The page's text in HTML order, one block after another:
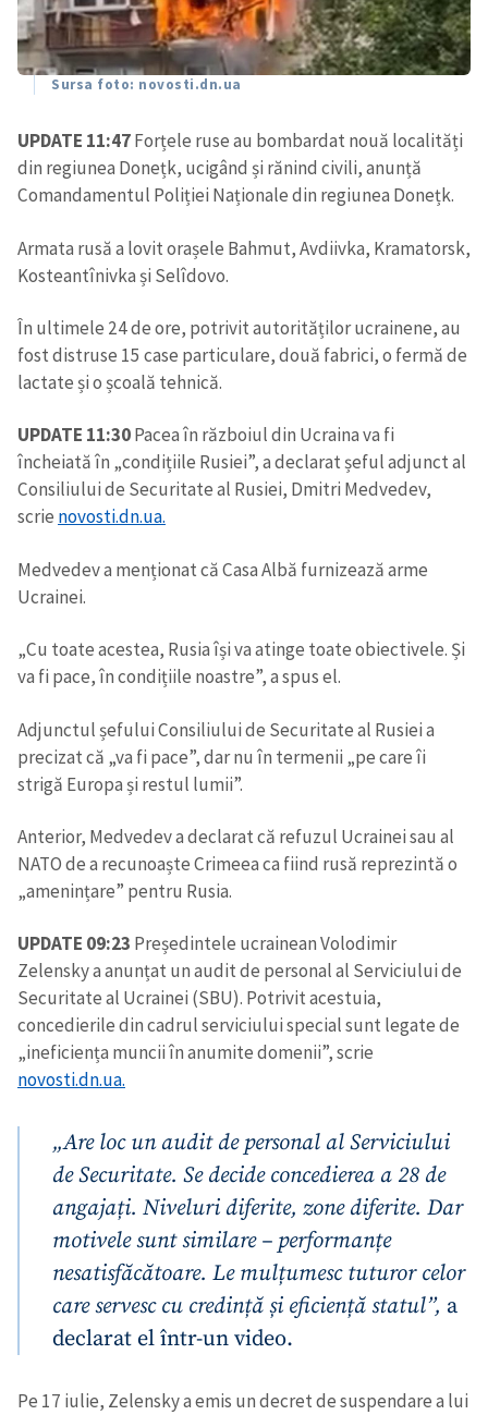
Sursa foto: novosti.dn.ua
UPDATE 11:47Forțele ruse au bombardat nouă localități
din regiunea Donețk, ucigând și rănind civili, anunță
Comandamentul Poliției Naționale din regiunea Donețk.
Armata rusă a lovit orașele Bahmut, Avdiivka, Kramatorsk,
Kosteantînivka și Selîdovo.
În ultimele 24 de ore, potrivit autorităților ucrainene, au
fost distruse 15 case particulare, două fabrici, o fermă de
lactate și o școală tehnică.
UPDATE 11:30Pacea în războiul din Ucraina va fi
încheiată în „condițiile Rusiei”, a declarat șeful adjunct al
Consiliului de Securitate al Rusiei, Dmitri Medvedev,
scrie novosti.dn.ua.
Medvedev a menționat că Casa Albă furnizează arme
Ucrainei.
„Cu toate acestea, Rusia își va atinge toate obiectivele. Și
va fi pace, în condițiile noastre”, a spus el.
Adjunctul șefului Consiliului de Securitate al Rusiei a
precizat că „va fi pace”, dar nu în termenii „pe care îi
strigă Europa și restul lumii”.
Anterior, Medvedev a declarat că refuzul Ucrainei sau al
NATO de a recunoaște Crimeea ca fiind rusă reprezintă o
„amenințare” pentru Rusia.
UPDATE 09:23 Președintele ucrainean Volodimir
Zelensky a anunțat un audit de personal al Serviciului de
Securitate al Ucrainei (SBU). Potrivit acestuia,
concedierile din cadrul serviciului special sunt legate de
„ineficiența muncii în anumite domenii”, scrie
novosti.dn.ua.
„Are loc un audit de personal al Serviciului
de Securitate. Se decide concedierea a 28 de
angajați. Niveluri diferite, zone diferite. Dar
motivele sunt similare – performanțe
nesatisfăcătoare. Le mulțumesc tuturor celor
care servesc cu credință și eficiență statul”, a
declarat el într-un video.
Pe 17 iulie, Zelensky a emis un decret de suspendare a lui
CONTACT SURSĂ
Sursă anonimă
Nume+ Numele meu
Email+ Emailul meu
Telefon
+ Telefon personal
acord cupolitica de
confidențialitate.